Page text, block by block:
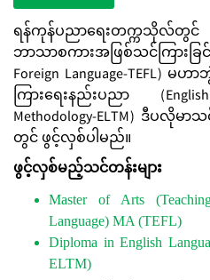
ရန်ကုန်ပညာရေးတက္ကသိုလ်တွ
ဘာသာစကားအဖြစ်သင်ကြားခြင်
Foreign Language-TEFL)
ကြားရေးနည်းပညာ
Methodology-ELTM) ဒီပလို
တွင် ဖွင့်လှစ်ပါမည်။
ဖွင့်လှစ်မည့်သင်တန်းများ
Master of Arts
Language) MA (TEFL)
Diploma in English
ELTM)